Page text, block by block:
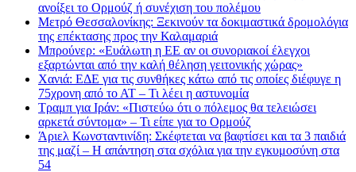
ανοίξει το Ορμούζ ή συνέχιση του πολέμου
Μετρό Θεσσαλονίκης: Ξεκινούν τα δοκιμαστικά δρομολόγια
της επέκτασης προς την Καλαμαριά
Μπρούνερ: «Ευάλωτη η ΕΕ αν οι συνοριακοί έλεγχοι
εξαρτώνται από την καλή θέληση γειτονικής χώρας»
Χανιά: ΕΔΕ για τις συνθήκες κάτω από τις οποίες διέφυγε η
75χρονη από το ΑΤ – Τι λέει η αστυνομία
Τραμπ για Ιράν: «Πιστεύω ότι ο πόλεμος θα τελειώσει
αρκετά σύντομα» – Τι είπε για το Ορμούζ
Άριελ Κωνσταντινίδη: Σκέφτεται να βαφτίσει και τα 3 παιδιά
της μαζί – Η απάντηση στα σχόλια για την εγκυμοσύνη στα
54